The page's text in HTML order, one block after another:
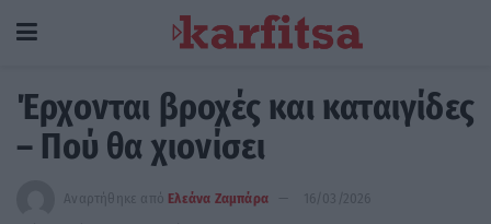
Έρχονται βροχές και καταιγίδες
– Πού θα χιονίσει
Αναρτήθηκε από Ελεάνα Ζαμπάρα
16/03/2026